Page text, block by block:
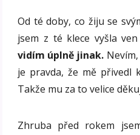
Od té doby, co žiju se
jsem z té klece vyšla
vidím úplně jinak.
je pravda, že mě přivedl
Takže mu za to velice
Zhruba před rokem